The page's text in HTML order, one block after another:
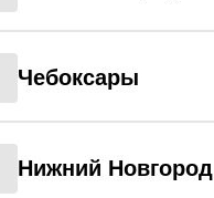
Чебоксары
Нижний Новгород